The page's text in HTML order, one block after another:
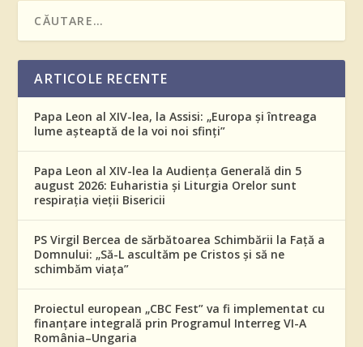
ARTICOLE RECENTE
Papa Leon al XIV-lea, la Assisi: „Europa și întreaga
lume așteaptă de la voi noi sfinți”
Papa Leon al XIV-lea la Audiența Generală din 5
august 2026: Euharistia și Liturgia Orelor sunt
respirația vieții Bisericii
PS Virgil Bercea de sărbătoarea Schimbării la Față a
Domnului: „Să-L ascultăm pe Cristos și să ne
schimbăm viața”
Proiectul european „CBC Fest” va fi implementat cu
finanțare integrală prin Programul Interreg VI-A
România–Ungaria